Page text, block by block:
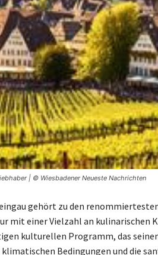
| © Wiesbadener Neueste Nachrichten
gehört zu den
mit einer Vielzahl an kulinarischen
kulturellen Programm, das
Bedingungen und die